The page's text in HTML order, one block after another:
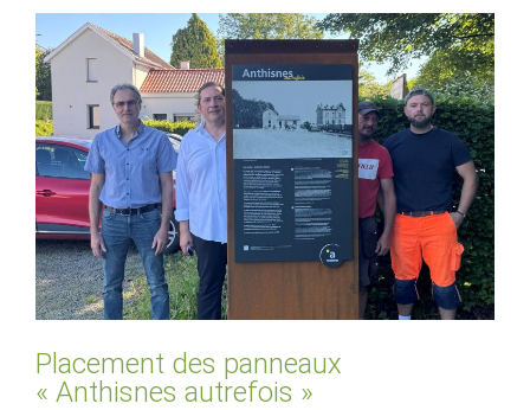
Placement des panneaux
« Anthisnes autrefois »